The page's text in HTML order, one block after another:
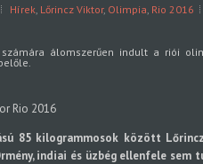
Hírek, Lőrincz Viktor, Olimpia, Rio 2016
számára álomszerűen indult a riói
85 kilogrammosok között
indiai és üzbég ellenfele